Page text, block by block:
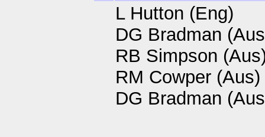
L Hutton (Eng)
DG Bradman
RB Simpson
RM Cowper (Aus)
DG Bradman